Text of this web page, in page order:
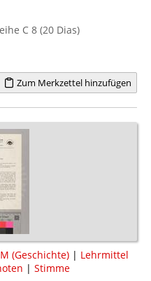
C 8 (20 Dias)
Zum Merkzettel hinzufügen
(Geschichte) | Lehrmittel
| Stimme